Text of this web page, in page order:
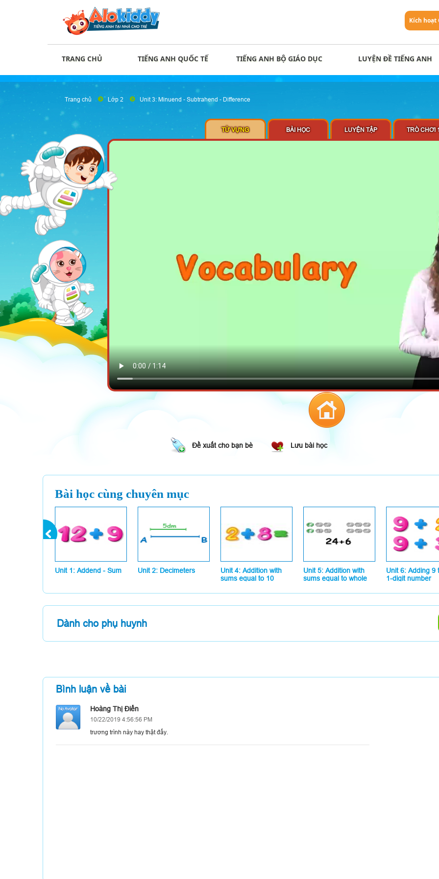
Kích hoạt
TRANG CHỦ TIẾNG ANH QUỐC TẾ TIẾNG ANH BỘ GIÁO DỤC LUYỆN ĐỀ TIẾNG ANH
Trang chủ Lớp 2 Unit 3: Minuend - Subtrahend - Difference
TỪ VỰNG BÀI HỌC LUYỆN TẬP TRÒ CHƠI
Đề xuất cho bạn bè Lưu bài học
Bài học cùng chuyên mục
Unit 1: Addend - Sum Unit 2: Decimeters
Unit 4: Addition with
sums equal to 10
Unit 5: Addition with
sums equal to whole
Unit 6: Adding 9
1-digit number
Dành cho phụ huynh
Bình luận về bài
Hoàng Thị Điển
10/22/2019 4:56:56 PM
trương trình này hay thật đấy.